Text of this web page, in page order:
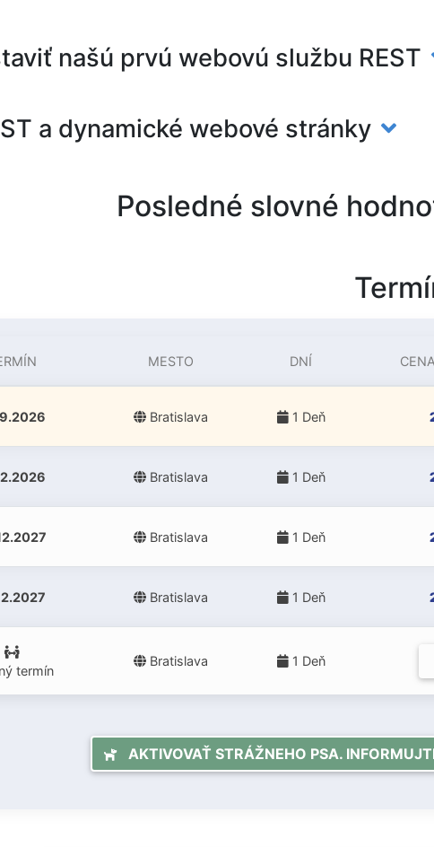
našú prvú webovú službu REST
a dynamické webové stránky
Posledné slovné
MESTO DNÍ
Bratislava 1 Deň
Bratislava 1 Deň
Bratislava 1 Deň
Bratislava 1 Deň
termín
Bratislava 1 Deň
AKTIVOVAŤ STRÁŽNEHO PSA.